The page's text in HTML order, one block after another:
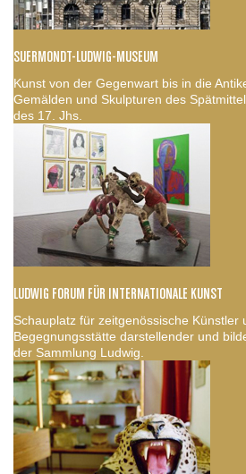
SUERMONDT-LUDWIG-MUSEUM
Kunst von der Gegenwart bis in die
Gemälden und Skulpturen des
des 17. Jhs.
LUDWIG FORUM FÜR INTERNATIONALE KUNST
Schauplatz für zeitgenössische Künstler
Begegnungsstätte darstellender und
der Sammlung Ludwig.